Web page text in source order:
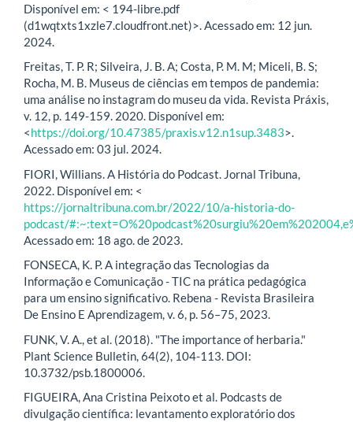
Disponível em: < 194-libre.pdf
(d1wqtxts1xzle7.cloudfront.net)>. Acessado em: 12 jun.
2024.
Freitas, T. P. R; Silveira, J. B. A; Costa, P. M. M; Miceli, B. S;
Rocha, M. B. Museus de ciências em tempos de pandemia:
uma análise no instagram do museu da vida. Revista Práxis,
v. 12, p. 149-159. 2020. Disponível em:
<https://doi.org/10.47385/praxis.v12.n1sup.3483>.
Acessado em: 03 jul. 2024.
FIORI, Willians. A História do Podcast. Jornal Tribuna,
2022. Disponível em: <
https://jornaltribuna.com.br/2022/10/a-historia-do-
podcast/
Acessado em: 18 ago. de 2023.
FONSECA, K. P. A integração das Tecnologias da
Informação e Comunicação - TIC na prática pedagógica
para um ensino significativo. Rebena - Revista Brasileira
De Ensino E Aprendizagem, v. 6, p. 56–75, 2023.
FUNK, V. A., et al. (2018). "The importance of herbaria."
Plant Science Bulletin, 64(2), 104-113. DOI:
10.3732/psb.1800006.
FIGUEIRA, Ana Cristina Peixoto et al. Podcasts de
divulgação científica: levantamento exploratório dos